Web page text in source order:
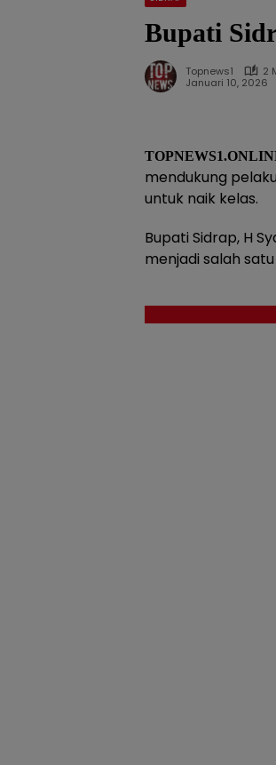
Bupati
Topnews1
2
Januari 10, 2026
mendukung
untuk naik kelas.
Bupati Sidrap, H
menjadi salah